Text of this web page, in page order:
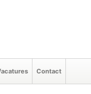
Contact